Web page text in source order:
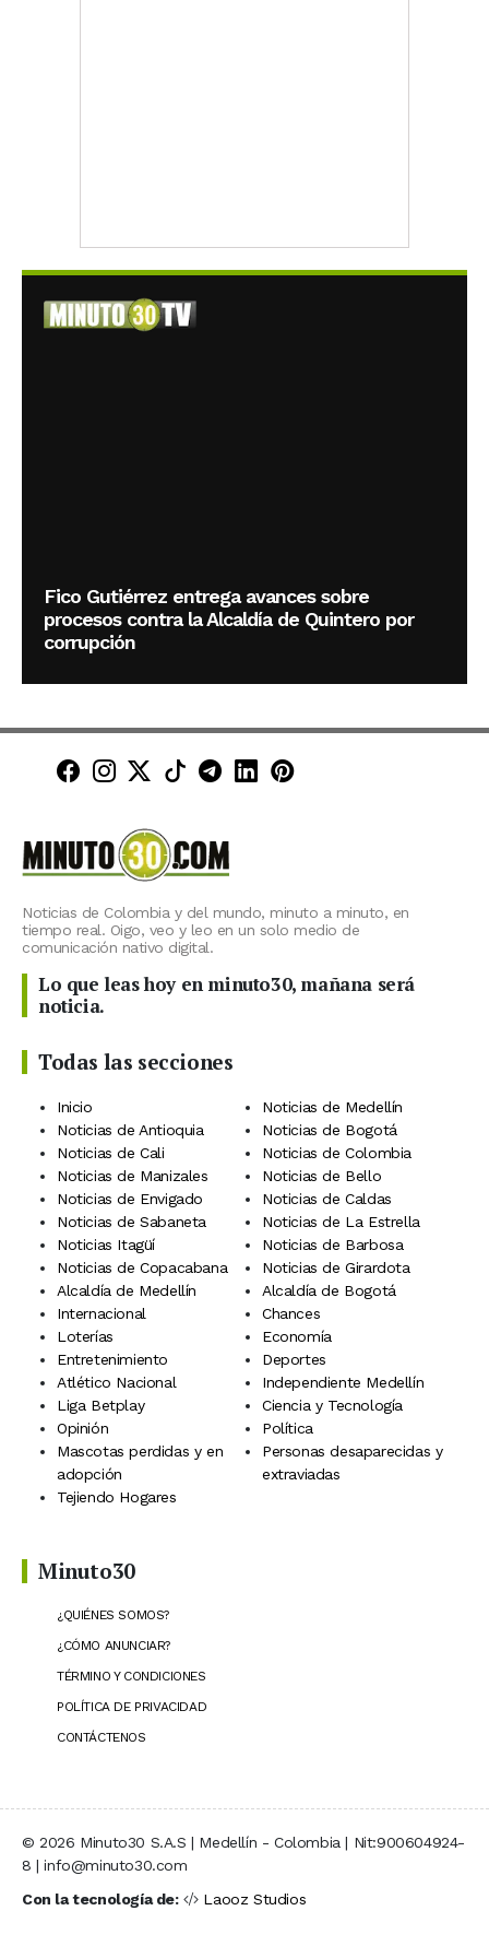
Fico Gutiérrez entrega avances sobre
procesos contra la Alcaldía de Quintero por
corrupción
Minuto30 en Facebook
Minuto30 en Instagram
Minuto30 en X (Twitter)
Minuto30 en TikTok
Canal de Minuto30 en
Minuto30 en LinkedIn
Minuto30 en
Noticias de Colombia y del mundo, minuto a minuto, en
tiempo real. Oigo, veo y leo en un solo medio de
comunicación nativo digital.
Lo que leas hoy en minuto30, mañana será
noticia.
Todas las secciones
Inicio
Noticias de Medellín
Noticias de Antioquia
Noticias de Bogotá
Noticias de Cali
Noticias de Colombia
Noticias de Manizales
Noticias de Bello
Noticias de Envigado
Noticias de Caldas
Noticias de Sabaneta
Noticias de La Estrella
Noticias Itagüí
Noticias de Barbosa
Noticias de Copacabana
Noticias de Girardota
Alcaldía de Medellín
Alcaldía de Bogotá
Internacional
Chances
Loterías
Economía
Entretenimiento
Deportes
Atlético Nacional
Independiente Medellín
Liga Betplay
Ciencia y Tecnología
Opinión
Política
Mascotas perdidas y en
adopción
Personas desaparecidas y
extraviadas
Tejiendo Hogares
Minuto30
¿QUIÉNES SOMOS?
¿CÓMO ANUNCIAR?
TÉRMINO Y CONDICIONES
POLÍTICA DE PRIVACIDAD
CONTÁCTENOS
© 2026 Minuto30 S.A.S | Medellín - Colombia | Nit:900604924-
8 | info@minuto30.com
Con la tecnología de:
Laooz Studios